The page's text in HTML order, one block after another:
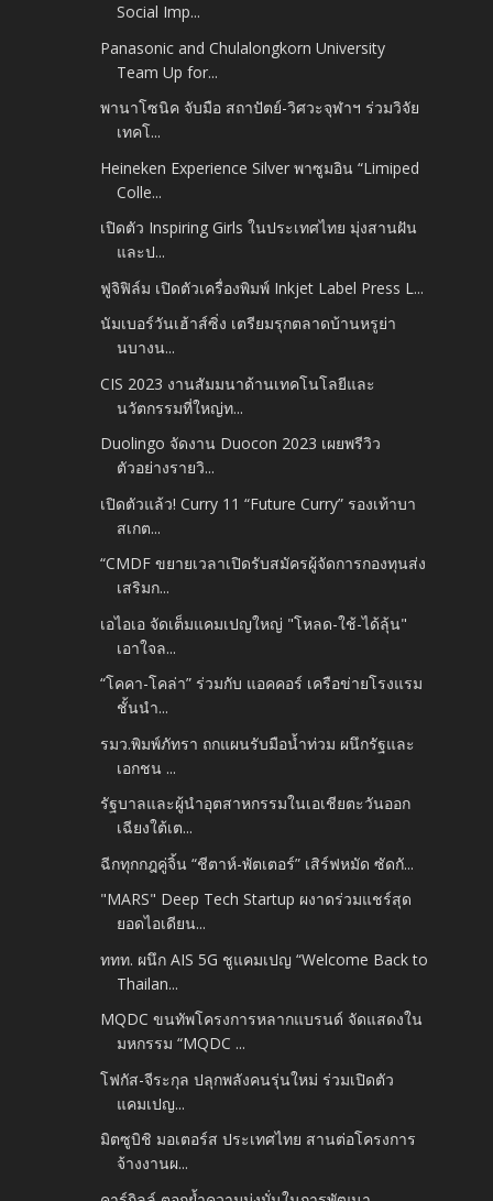
Social Imp...
Panasonic and Chulalongkorn University
Team Up for...
พานาโซนิค จับมือ สถาปัตย์-วิศวะจุฬาฯ ร่วมวิจัย
เทคโ...
Heineken Experience Silver พาซูมอิน “Limiped
Colle...
เปิดตัว Inspiring Girls ในประเทศไทย มุ่งสานฝัน
และป...
ฟูจิฟิล์ม เปิดตัวเครื่องพิมพ์ Inkjet Label Press L...
นัมเบอร์วันเฮ้าส์ซิ่ง เตรียมรุกตลาดบ้านหรูย่า
นบางน...
CIS 2023 งานสัมมนาด้านเทคโนโลยีและ
นวัตกรรมที่ใหญ่ท...
Duolingo จัดงาน Duocon 2023 เผยพรีวิว
ตัวอย่างรายวิ...
เปิดตัวแล้ว! Curry 11 “Future Curry” รองเท้าบา
สเกต...
“CMDF ขยายเวลาเปิดรับสมัครผู้จัดการกองทุนส่ง
เสริมก...
เอไอเอ จัดเต็มแคมเปญใหญ่ "โหลด-ใช้-ได้ลุ้น"
เอาใจล...
“โคคา-โคล่า” ร่วมกับ แอคคอร์ เครือข่ายโรงแรม
ชั้นนำ...
รมว.พิมพ์ภัทรา ถกแผนรับมือน้ำท่วม ผนึกรัฐและ
เอกชน ...
รัฐบาลและผู้นำอุตสาหกรรมในเอเชียตะวันออก
เฉียงใต้เต...
ฉีกทุกกฎคู่จิ้น “ชีตาห์-พัตเตอร์” เสิร์ฟหมัด ซัดกั...
"MARS" Deep Tech Startup ผงาดร่วมแชร์สุด
ยอดไอเดียน...
ททท. ผนึก AIS 5G ชูแคมเปญ “Welcome Back to
Thailan...
MQDC ขนทัพโครงการหลากแบรนด์ จัดแสดงใน
มหกรรม “MQDC ...
โฟกัส-จีระกุล ปลุกพลังคนรุ่นใหม่ ร่วมเปิดตัว
แคมเปญ...
มิตซูบิชิ มอเตอร์ส ประเทศไทย สานต่อโครงการ
จ้างงานผ...